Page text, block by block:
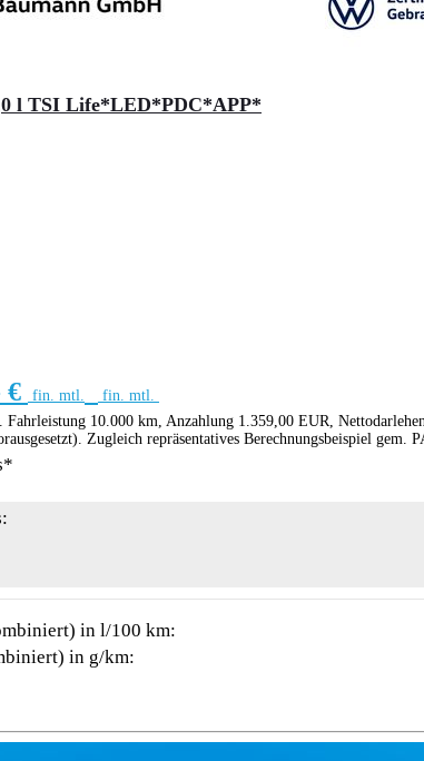
l TSI Life*LED*PDC*APP*
€ fin. mtl.
fin. mtl.
10.000 km, Anzahlung 1.359,00 EUR,
Zugleich repräsentatives Berechnungsbeispiel gem.
in l/100 km:
in g/km: